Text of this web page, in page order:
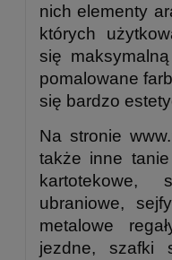
nich elementy
których
się maksymalną
pomalowane
się bardzo
Na stronie
także inne
kartotekowe,
ubraniowe,
metalowe
jezdne, szafki